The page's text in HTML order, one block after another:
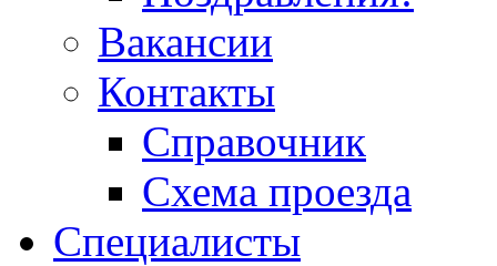
Вакансии
Контакты
Справочник
Схема проезда
Специалисты